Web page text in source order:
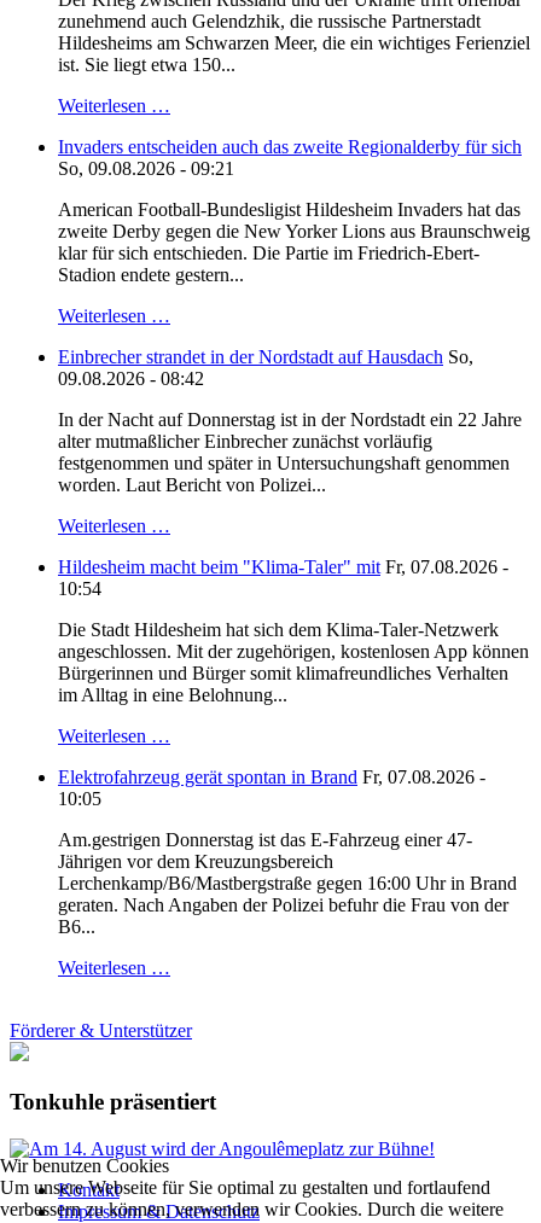
zunehmend auch Gelendzhik, die russische Partnerstadt
Hildesheims am Schwarzen Meer, die ein wichtiges Ferienziel
ist. Sie liegt etwa 150...
Weiterlesen …
Invaders entscheiden auch das zweite Regionalderby für sich
So, 09.08.2026 - 09:21
American Football-Bundesligist Hildesheim Invaders hat das
zweite Derby gegen die New Yorker Lions aus Braunschweig
klar für sich entschieden. Die Partie im Friedrich-Ebert-
Stadion endete gestern...
Weiterlesen …
Einbrecher strandet in der Nordstadt auf Hausdach So,
09.08.2026 - 08:42
In der Nacht auf Donnerstag ist in der Nordstadt ein 22 Jahre
alter mutmaßlicher Einbrecher zunächst vorläufig
festgenommen und später in Untersuchungshaft genommen
worden. Laut Bericht von Polizei...
Weiterlesen …
Hildesheim macht beim "Klima-Taler" mit Fr, 07.08.2026 -
10:54
Die Stadt Hildesheim hat sich dem Klima-Taler-Netzwerk
angeschlossen. Mit der zugehörigen, kostenlosen App können
Bürgerinnen und Bürger somit klimafreundliches Verhalten
im Alltag in eine Belohnung...
Weiterlesen …
Elektrofahrzeug gerät spontan in Brand Fr, 07.08.2026 -
10:05
Am.gestrigen Donnerstag ist das E-Fahrzeug einer 47-
Jährigen vor dem Kreuzungsbereich
Lerchenkamp/B6/Mastbergstraße gegen 16:00 Uhr in Brand
geraten. Nach Angaben der Polizei befuhr die Frau von der
B6...
Weiterlesen …
Förderer & Unterstützer
Tonkuhle präsentiert
Kontakt
Impressum & Datenschutz
Wir benutzen Cookies
Um unsere Webseite für Sie optimal zu gestalten und fortlaufend
verbessern zu können, verwenden wir Cookies. Durch die weitere